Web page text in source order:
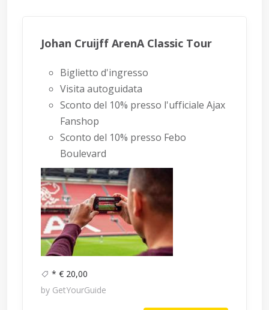
Johan Cruijff ArenA Classic Tour
Biglietto d'ingresso
Visita autoguidata
Sconto del 10% presso l'ufficiale Ajax
Fanshop
Sconto del 10% presso Febo
Boulevard
* € 20,00
by GetYourGuide